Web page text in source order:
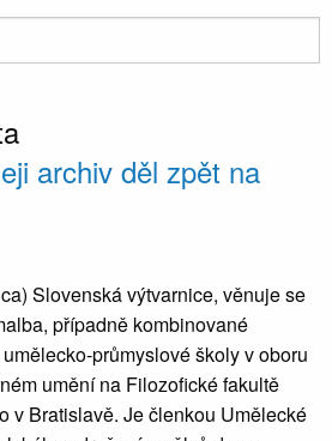
archiv děl zpět na
Slovenská výtvarnice, věnuje se
případně kombinované
průmyslové školy v oboru
umění na Filozofické fakultě
v Bratislavě. Je členkou Umělecké